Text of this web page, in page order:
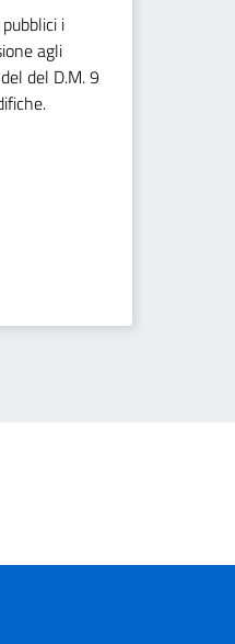
pubblici i
agli
del D.M. 9